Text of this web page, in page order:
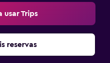
usar Trips
reservas